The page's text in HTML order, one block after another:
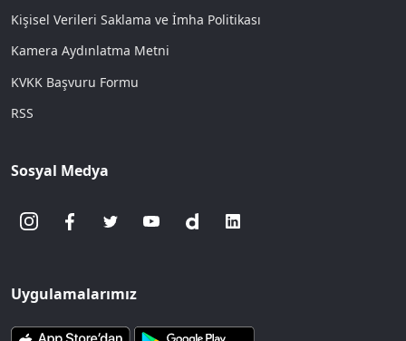
Kişisel Verileri Saklama ve İmha Politikası
Kamera Aydınlatma Metni
KVKK Başvuru Formu
RSS
Sosyal Medya
Uygulamalarımız